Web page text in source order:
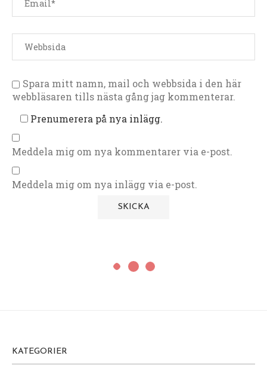
Spara mitt namn, mail och webbsida i den här
webbläsaren tills nästa gång jag kommenterar.
Prenumerera på nya inlägg.
Meddela mig om nya kommentarer via e-post.
Meddela mig om nya inlägg via e-post.
KATEGORIER